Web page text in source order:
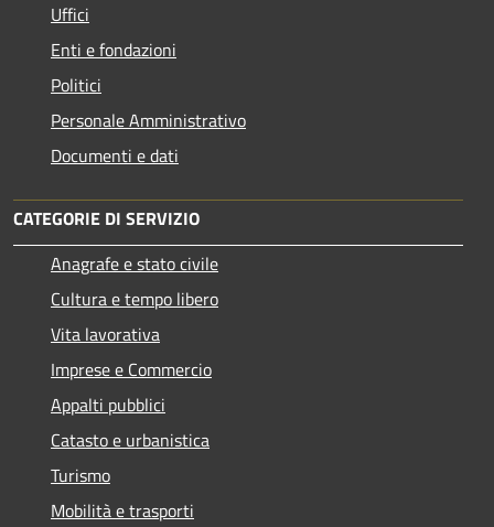
Uffici
Enti e fondazioni
Politici
Personale Amministrativo
Documenti e dati
CATEGORIE DI SERVIZIO
Anagrafe e stato civile
Cultura e tempo libero
Vita lavorativa
Imprese e Commercio
Appalti pubblici
Catasto e urbanistica
Turismo
Mobilità e trasporti